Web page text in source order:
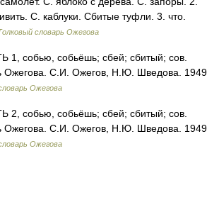
С. каблуки. Сбитые туфли. 3. что.
словарь Ожегова
1, собью, собьёшь; сбей; сбитый; сов.
Ожегова. С.И. Ожегов, Н.Ю. Шведова. 1949
Ожегова
2, собью, собьёшь; сбей; сбитый; сов.
Ожегова. С.И. Ожегов, Н.Ю. Шведова. 1949
Ожегова